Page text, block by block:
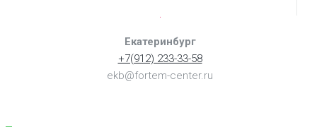
Екатеринбург
+7(912) 233-33-58
ekb@fortem-center.ru